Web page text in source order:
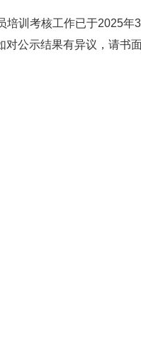
训考核工作已于2025年
公示结果有异议，请书
国马